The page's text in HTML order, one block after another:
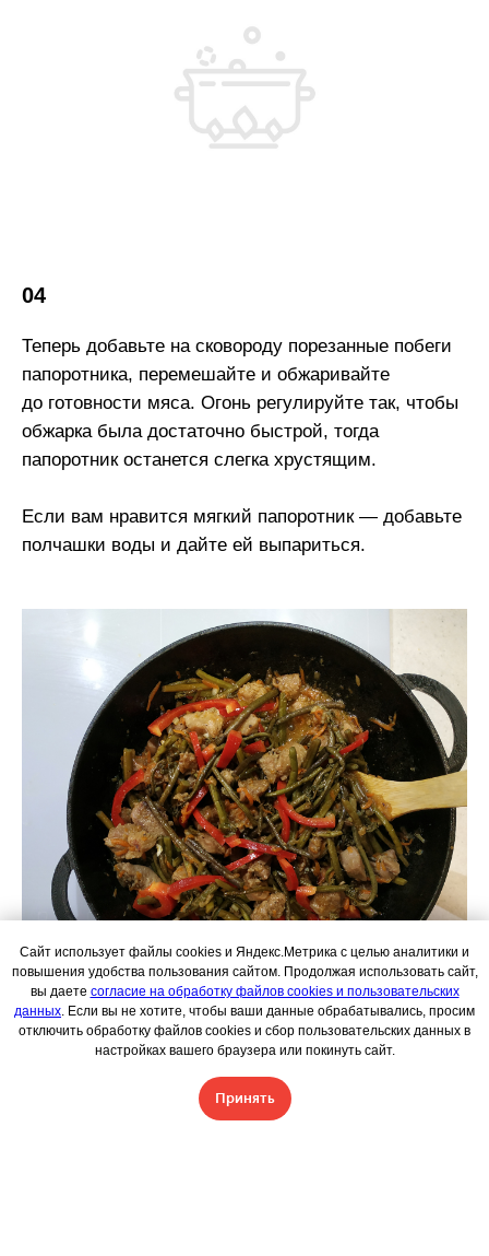
Сайт использует файлы cookies и Яндекс.Метрика с целью аналитики и
повышения удобства пользования сайтом. Продолжая использовать сайт,
вы даете согласие на обработку файлов cookies и пользовательских
данных. Если вы не хотите, чтобы ваши данные обрабатывались, просим
отключить обработку файлов cookies и сбор пользовательских данных в
настройках вашего браузера или покинуть сайт.
Принять
04
Теперь добавьте на сковороду порезанные побеги
папоротника, перемешайте и обжаривайте
до готовности мяса. Огонь регулируйте так, чтобы
обжарка была достаточно быстрой, тогда
папоротник останется слегка хрустящим.
Если вам нравится мягкий папоротник — добавьте
полчашки воды и дайте ей выпариться.
05
В последнюю очередь, когда мясо и папоротник
уже почти готовы, добавьте болгарский перец,
посолите, поперчите, накройте крышкой,
уменьшите огонь до минимума и дайте блюду